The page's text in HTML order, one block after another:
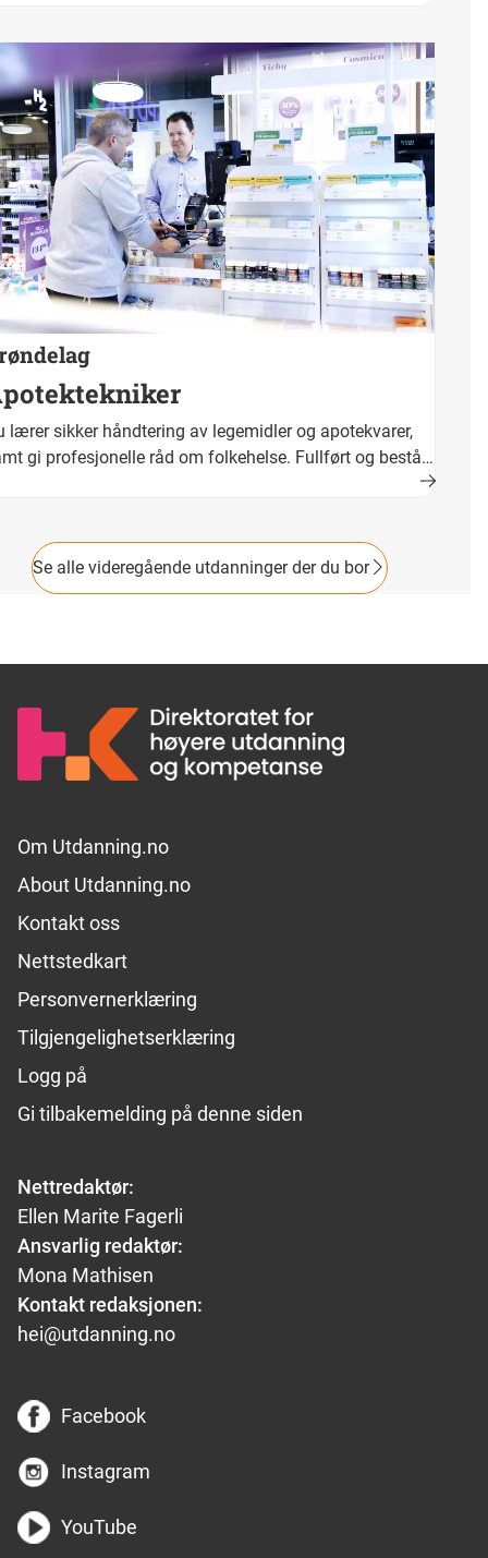
er ambulansearbeider.
lærer sikker håndtering av legemidler og apotekvarer,
gi profesjonelle råd om folkehelse. Fullført og bestått
Se alle videregående utdanninger der du bor
Footer links
Om Utdanning.no
About Utdanning.no
Kontakt oss
Nettstedkart
Personvernerklæring
Tilgjengelighetserklæring
Logg på
Gi tilbakemelding på denne siden
Nettredaktør:
Ellen Marite Fagerli
Ansvarlig redaktør:
Mona Mathisen
Kontakt redaksjonen:
hei@utdanning.no
Facebook
Instagram
YouTube